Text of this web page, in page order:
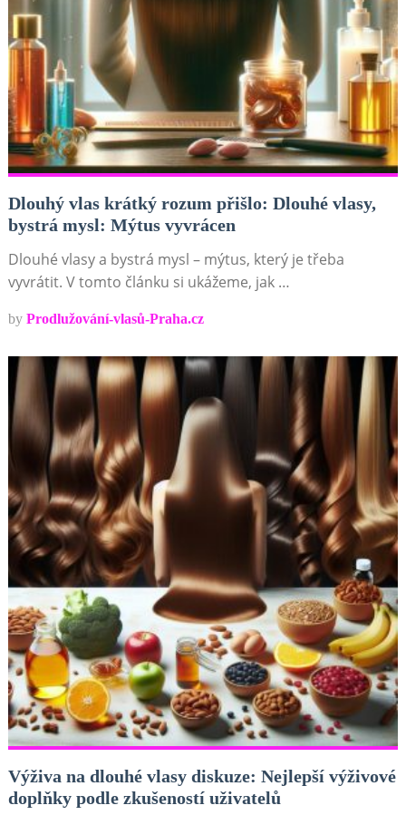
Dlouhý vlas krátký rozum přišlo: Dlouhé vlasy,
bystrá mysl: Mýtus vyvrácen
Dlouhé vlasy a bystrá mysl – mýtus, který je třeba
vyvrátit. V tomto článku si ukážeme, jak …
by Prodlužování-vlasů-Praha.cz
Výživa na dlouhé vlasy diskuze: Nejlepší výživové
doplňky podle zkušeností uživatelů